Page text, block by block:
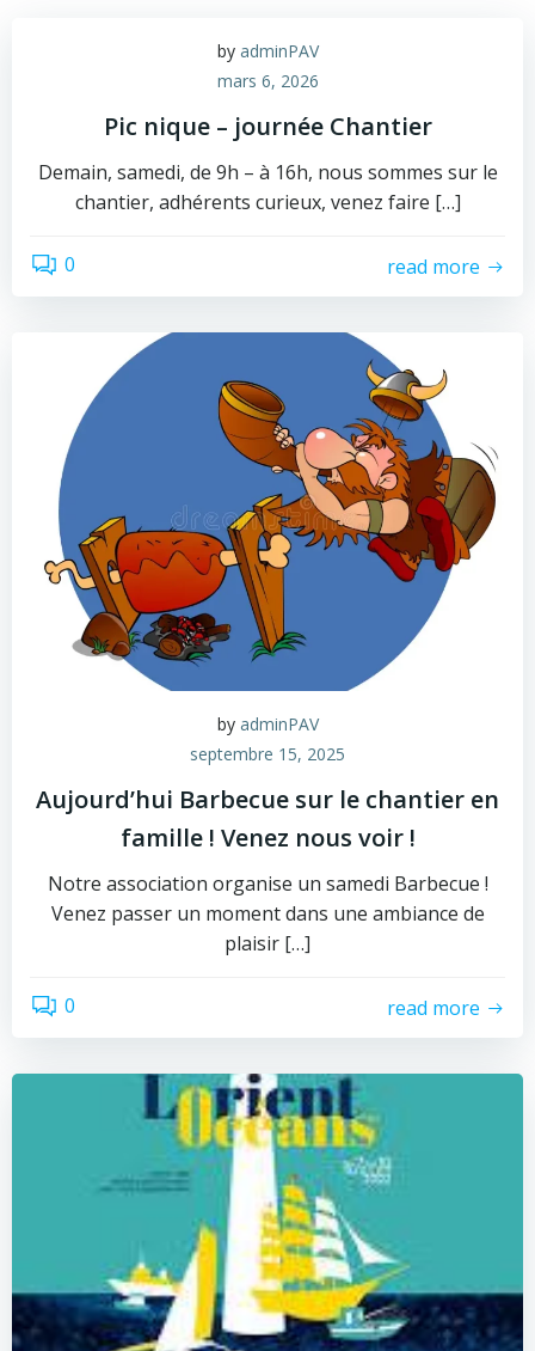
au
contenu
by adminPAV
mars 6, 2026
Pic nique – journée Chantier
Demain, samedi, de 9h – à 16h, nous sommes sur le
chantier, adhérents curieux, venez faire […]
0 read more
by adminPAV
septembre 15, 2025
Aujourd’hui Barbecue sur le chantier en
famille ! Venez nous voir !
Notre association organise un samedi Barbecue !
Venez passer un moment dans une ambiance de
plaisir […]
0 read more